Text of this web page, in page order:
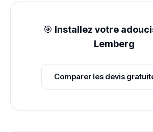
🎯 Installez votre
Lemberg
Comparer les devis